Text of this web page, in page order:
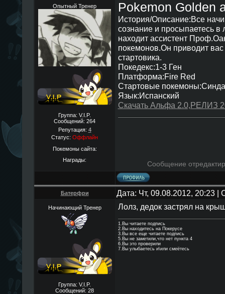
Опытный Тренер
Группа: V.I.P.
Сообщений: 264
Репутация: 4
Статус: Оффлайн
Покемоны сайта:
Награды:
Pokemon Golden
История/Описание:Все
сознание и просыпаетесь в
находит ассистент
покемонов.Он приводит
стартовика.
Покедекс:1-3 Ген
Платформа:Fire Red
Стартовые
Язык:Испанский
Скачать Альфа 2.0,РЕЛИЗ
Сообщение
Батерфри Дата: Чт, 09.08.2012, 20:23
Начинающий Тренер
Группа: V.I.P.
Сообщений: 28
Лолз, дедок застрял на
1.Вы читаете подпись
2.Вы находитесь на Покерусе
3.Вы все еще читаете подпись
5.Вы не заметили,что нет пункта 4
6.Вы это проверили
7.Вы улыбаетесь и\или смеётесь